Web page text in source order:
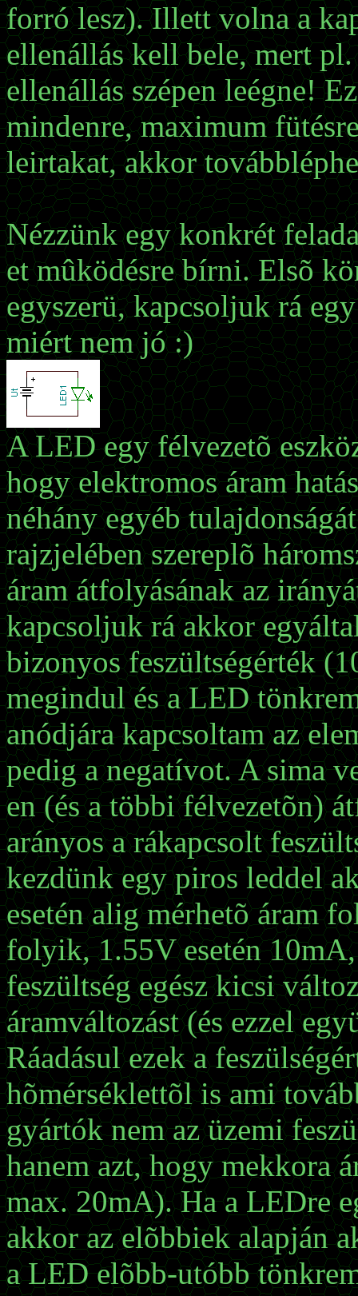
forró lesz). Illett volna a
ellenállás kell bele, mert
ellenállás szépen leégne!
mindenre, maximum
leirtakat, akkor
Nézzünk egy konkrét
et mûködésre bírni. Elsõ
egyszerü, kapcsoljuk rá
miért nem jó :)
A LED egy félvezetõ
hogy elektromos áram
néhány egyéb
rajzjelében szereplõ
áram átfolyásának az
kapcsoljuk rá akkor
bizonyos feszültségérték
megindul és a LED
anódjára kapcsoltam az
pedig a negatívot. A sima
en (és a többi félvezetõn)
arányos a rákapcsolt
kezdünk egy piros leddel
esetén alig mérhetõ áram
folyik, 1.55V esetén
feszültség egész kicsi
áramváltozást (és ezzel
Ráadásul ezek a
hõmérséklettõl is ami
gyártók nem az üzemi
hanem azt, hogy mekkora
max. 20mA). Ha a LEDre
akkor az elõbbiek alapján
a LED elõbb-utóbb